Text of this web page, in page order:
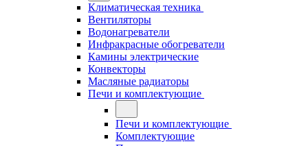
Климатическая техника
Вентиляторы
Водонагреватели
Инфракрасные обогреватели
Камины электрические
Конвекторы
Масляные радиаторы
Печи и комплектующие
Печи и комплектующие
Комплектующие